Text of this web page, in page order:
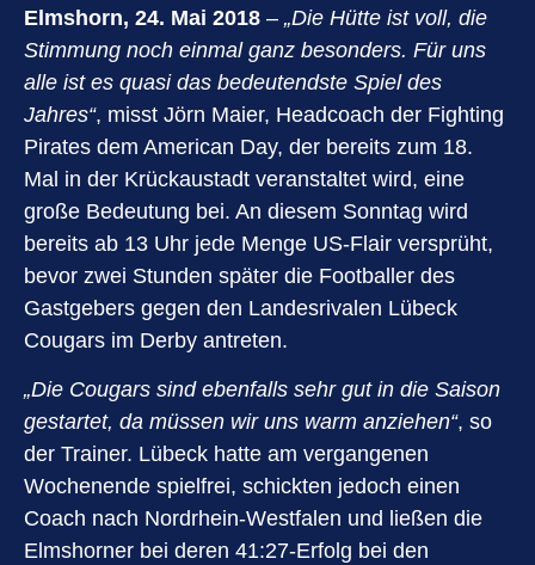
Elmshorn, 24. Mai 2018 – „Die Hütte ist voll, die
Stimmung noch einmal ganz besonders. Für uns
alle ist es quasi das bedeutendste Spiel des
Jahres“, misst Jörn Maier, Headcoach der Fighting
Pirates dem American Day, der bereits zum 18.
Mal in der Krückaustadt veranstaltet wird, eine
große Bedeutung bei. An diesem Sonntag wird
bereits ab 13 Uhr jede Menge US-Flair versprüht,
bevor zwei Stunden später die Footballer des
Gastgebers gegen den Landesrivalen Lübeck
Cougars im Derby antreten.
„Die Cougars sind ebenfalls sehr gut in die Saison
gestartet, da müssen wir uns warm anziehen“, so
der Trainer. Lübeck hatte am vergangenen
Wochenende spielfrei, schickten jedoch einen
Coach nach Nordrhein-Westfalen und ließen die
Elmshorner bei deren 41:27-Erfolg bei den